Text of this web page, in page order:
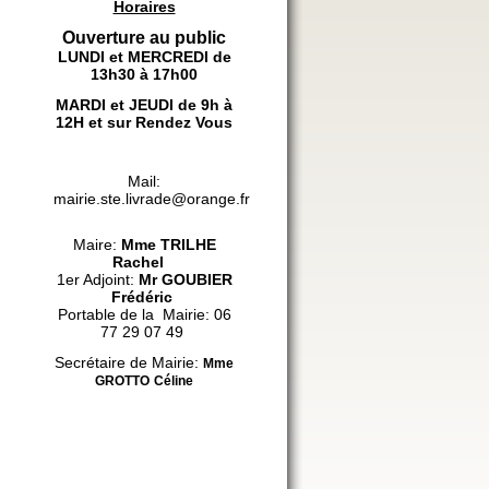
Horaires
Ouverture au public
LUNDI et MERCREDI de
13h30 à 17h00
MARDI et JEUDI de 9h à
12H et sur Rendez Vous
Mail:
mairie.ste.livrade@orange.fr
Maire: Mme TRILHE
Rachel
1er Adjoint: Mr GOUBIER
Frédéric
Portable de la Mairie: 06
77 29 07 49
Secrétaire de Mairie: Mme
GROTTO Céline